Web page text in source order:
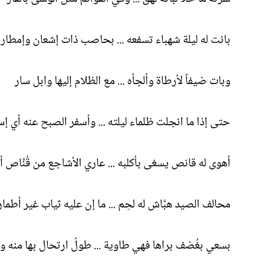
بانت له ليلة شهباء تسفعه ... بحاصب ذات إشعان وإمطار
وبات ضيفاً لأرطاة وألجأه ... مع الظلام إليها وابل سار
حتى إذا ما انجلت ظلماء ليلته ... وأسفر الصبح عنه أي
أهوى له قانص يسغى بأكلبه ... عاري الأشاجع من قُنَّاص
محالف الصيد هبَّاش له لحِم ... ما إن عليه ثياب غير
بسعي بغُضف براها فهي طاوية ... طولُ ارتحال بها منه